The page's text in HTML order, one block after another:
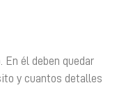
él deben quedar
y cuantos detalles